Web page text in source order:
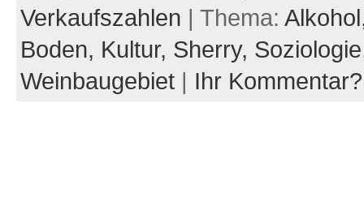
Verkaufszahlen | Thema:
Boden, Kultur, Sherry,
Weinbaugebiet| Ihr Kommentar?